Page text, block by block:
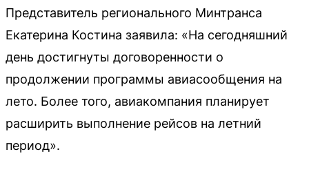
Представитель регионального Минтранса
Екатерина Костина заявила: «На сегодняшний
день достигнуты договоренности о
продолжении программы авиасообщения на
лето. Более того, авиакомпания планирует
расширить выполнение рейсов на летний
период».